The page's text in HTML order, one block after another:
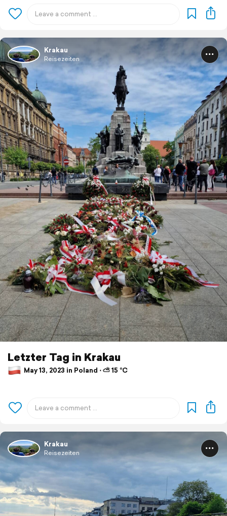
Krakau
Reisezeiten
Letzter Tag in Krakau
May 13, 2023 in Poland ⋅ ⛅ 15 °C
Krakau
Reisezeiten